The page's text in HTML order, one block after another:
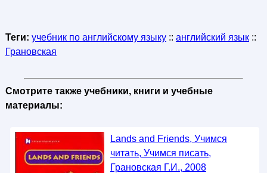
Теги: учебник по английскому языку:: английский язык::
Грановская
Смотрите также учебники, книги и учебные
материалы:
Lands and Friends, Учимся
читать, Учимся писать,
Грановская Г.И., 2008